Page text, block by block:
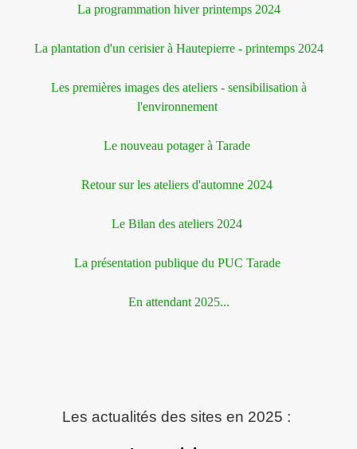
La programmation hiver printemps 2024
La plantation d'un cerisier à Hautepierre - printemps 2024
Les premières images des ateliers - sensibilisation à
l'environnement
Le nouveau potager à Tarade
Retour sur les ateliers d'automne 2024
Le Bilan des ateliers 2024
La présentation publique du PUC Tarade
En attendant 2025...
Les actualités des sites en 2025 :